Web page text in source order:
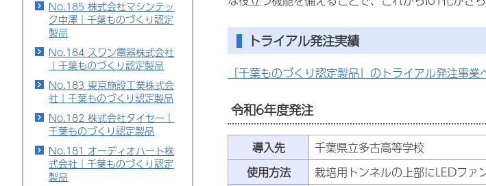
No.185 株式会社マシンテッ
ク中澤｜千葉ものづくり認定
製品
No.184 スワン電器株式会社
｜千葉ものづくり認定製品
No.183 東京施設工業株式会
社｜千葉ものづくり認定製品
No.182 株式会社タイセー｜
千葉ものづくり認定製品
No.181 オーディオハート株
式会社｜千葉ものづくり認定
製品
トライアル発注実績
「千葉ものづくり認定製品」のトライアル発注事業
令和6年度発注
導入先
千葉県立多古高等学校
使用方法
栽培用トンネルの上部にLEDファ